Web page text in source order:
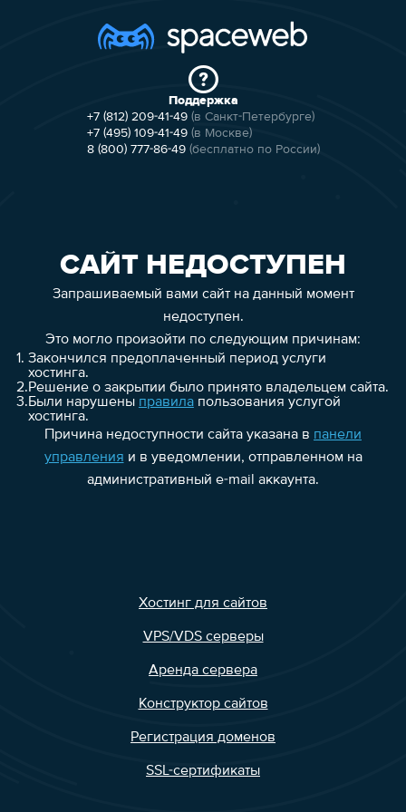
Поддержка
+7 (812) 209-41-49 (в Санкт-Петербурге)
+7 (495) 109-41-49 (в Москве)
8 (800) 777-86-49 (бесплатно по России)
САЙТ НЕДОСТУПЕН
Запрашиваемый вами сайт на данный момент
недоступен.
Это могло произойти по следующим причинам:
1. Закончился предоплаченный период услуги
хостинга.
2.Решение о закрытии было принято владельцем сайта.
3.Были нарушены правилапользования услугой
хостинга.
Причина недоступности сайта указана в панели
управления и в уведомлении, отправленном на
административный e-mail аккаунта.
Хостинг для сайтов
VPS/VDS серверы
Аренда сервера
Конструктор сайтов
Регистрация доменов
SSL-сертификаты